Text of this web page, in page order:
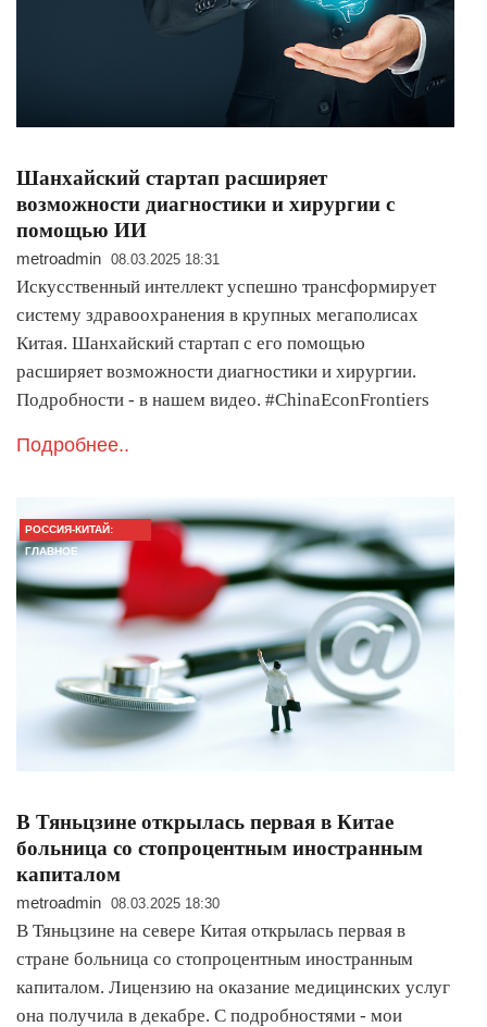
Шанхайский стартап расширяет
возможности диагностики и хирургии с
помощью ИИ
metroadmin 08.03.2025 18:31
Искусственный интеллект успешно трансформирует
систему здравоохранения в крупных мегаполисах
Китая. Шанхайский стартап с его помощью
расширяет возможности диагностики и хирургии.
Подробности - в нашем видео. #ChinaEconFrontiers
Подробнее..
РОССИЯ-КИТАЙ:
ГЛАВНОЕ
В Тяньцзине открылась первая в Китае
больница со стопроцентным иностранным
капиталом
metroadmin 08.03.2025 18:30
В Тяньцзине на севере Китая открылась первая в
стране больница со стопроцентным иностранным
капиталом. Лицензию на оказание медицинских услуг
она получила в декабре. С подробностями - мои